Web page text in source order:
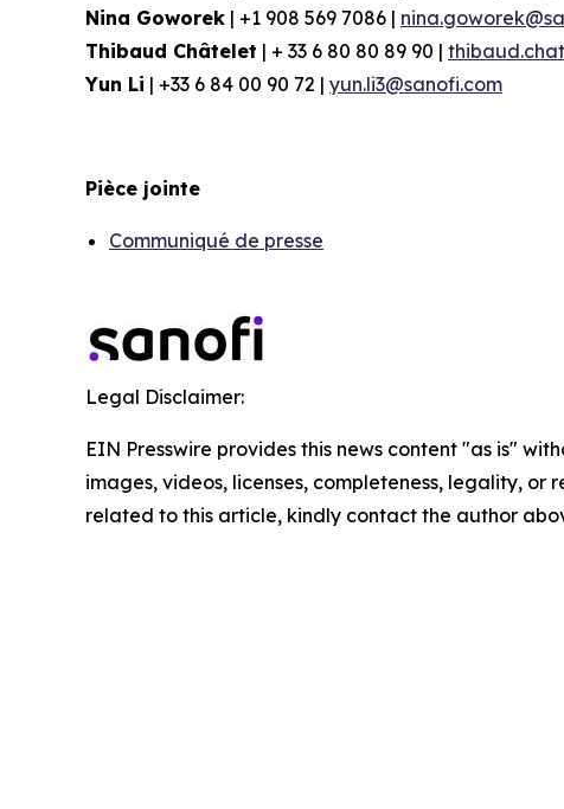
Nina Goworek | +1 908 569 7086 |
Thibaud Châtelet | + 33 6 80 80 89 90 |
Yun Li | +33 6 84 00 90 72 | yun.li3@sanofi.com
Pièce jointe
Communiqué de presse
Legal Disclaimer:
EIN Presswire provides this news content "as is"
images, videos, licenses, completeness, legality,
related to this article, kindly contact the author